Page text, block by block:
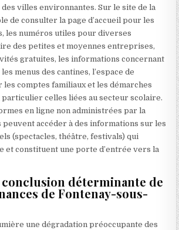
des villes environnantes. Sur le site de la
de consulter la page d’accueil pour les
les numéros utiles pour diverses
des petites et moyennes entreprises,
gratuites, les informations concernant
menus des cantines, l’espace de
comptes familiaux et les démarches
celles liées au secteur scolaire.
en ligne non administrées par la
accéder à des informations sur les
(spectacles, théâtre, festivals) qui
et constituent une porte d’entrée vers la
déterminante de
de Fontenay-sous-
une dégradation préoccupante des